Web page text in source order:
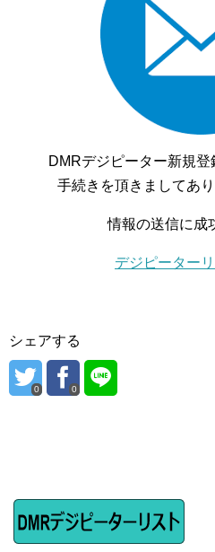
DMRデジピーター新規
手続きを頂きましてあ
情報の送信に成
デジピーター
シェアする
0 0